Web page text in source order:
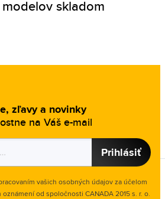
skladom
zľavy a novinky
na Váš e-mail
Prihlásiť
vašich osobných údajov za účelom
oznámení od spoločnosti CANADA 2015 s. r. o.